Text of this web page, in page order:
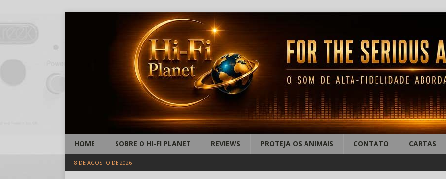
HOME SOBRE O HI-FI PLANET REVIEWS PROTEJA OS ANIMAIS CONTATO CARTAS
8 DE AGOSTO DE 2026